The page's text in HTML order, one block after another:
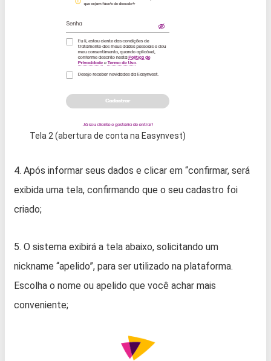
Tela 2 (abertura de conta na Easynvest)
4. Após informar seus dados e clicar em “confirmar, será
exibida uma tela, confirmando que o seu cadastro foi
criado;
5. O sistema exibirá a tela abaixo, solicitando um
nickname “apelido”, para ser utilizado na plataforma.
Escolha o nome ou apelido que você achar mais
conveniente;